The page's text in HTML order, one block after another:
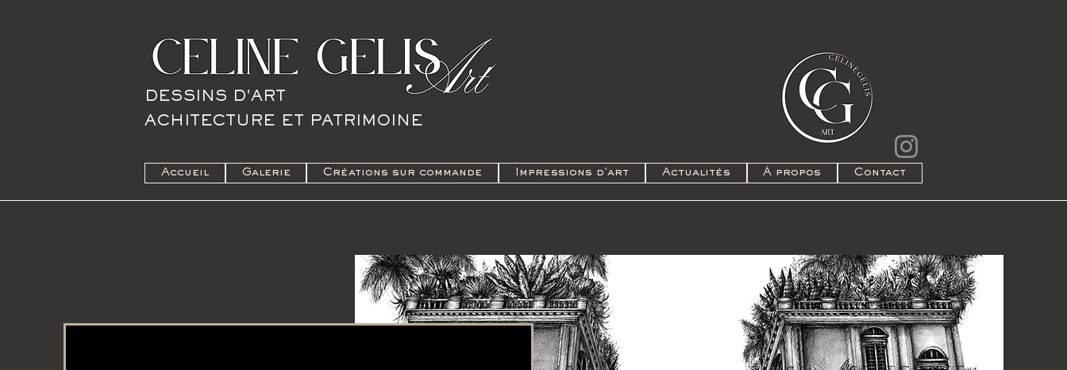
DESSINS D'ART
ACHITECTURE ET PATRIMOINE
Accueil Galerie Créations sur commande Impressions d'art Actualités À propos Contact